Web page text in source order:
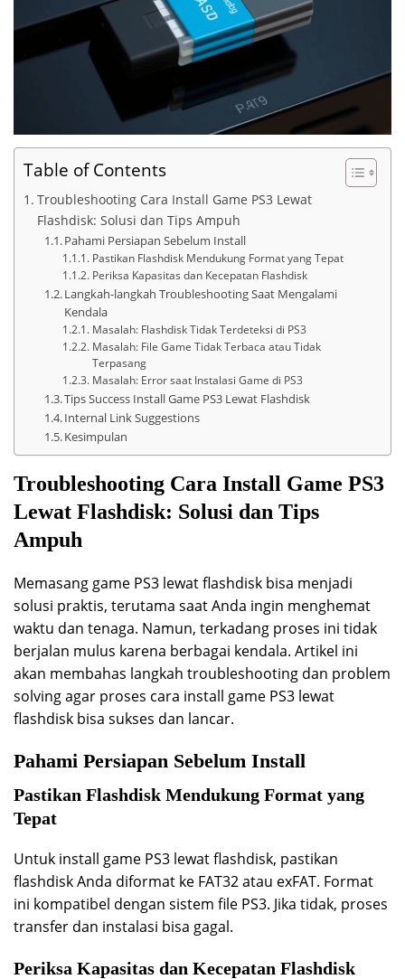
Table of Contents
Troubleshooting Cara Install Game PS3 Lewat
Flashdisk: Solusi dan Tips Ampuh
Pahami Persiapan Sebelum Install
Pastikan Flashdisk Mendukung Format yang Tepat
Periksa Kapasitas dan Kecepatan Flashdisk
Langkah-langkah Troubleshooting Saat Mengalami
Kendala
Masalah: Flashdisk Tidak Terdeteksi di PS3
Masalah: File Game Tidak Terbaca atau Tidak
Terpasang
Masalah: Error saat Instalasi Game di PS3
Tips Success Install Game PS3 Lewat Flashdisk
Internal Link Suggestions
Kesimpulan
Troubleshooting Cara Install Game PS3
Lewat Flashdisk: Solusi dan Tips
Ampuh
Memasang game PS3 lewat flashdisk bisa menjadi
solusi praktis, terutama saat Anda ingin menghemat
waktu dan tenaga. Namun, terkadang proses ini tidak
berjalan mulus karena berbagai kendala. Artikel ini
akan membahas langkah troubleshooting dan problem
solving agar proses cara install game PS3 lewat
flashdisk bisa sukses dan lancar.
Pahami Persiapan Sebelum Install
Pastikan Flashdisk Mendukung Format yang
Tepat
Untuk install game PS3 lewat flashdisk, pastikan
flashdisk Anda diformat ke FAT32 atau exFAT. Format
ini kompatibel dengan sistem file PS3. Jika tidak, proses
transfer dan instalasi bisa gagal.
Periksa Kapasitas dan Kecepatan Flashdisk